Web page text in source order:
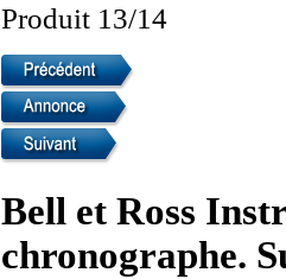
Produit 13/14
Bell et Ross
chronographe.